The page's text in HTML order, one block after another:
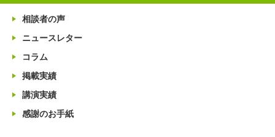
相談者の声
ニュースレター
コラム
掲載実績
講演実績
感謝のお手紙